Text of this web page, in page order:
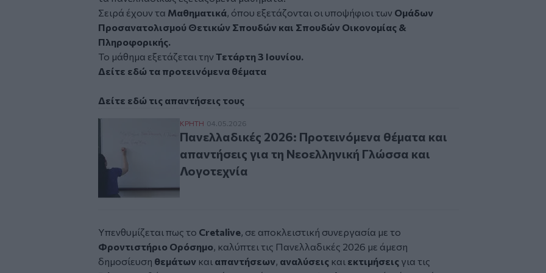
Σειρά έχουν τα Μαθηματικά, όπου εξετάζονται οι υποψήφιοι των Ομάδων
Προσανατολισμού Θετικών Σπουδών και Σπουδών Οικονομίας &
Πληροφορικής.
Το μάθημα εξετάζεται την Τετάρτη 3 Ιουνίου.
Δείτε εδώ τα προτεινόμενα θέματα
Δείτε εδώ τις απαντήσεις τους
Πανελλαδικές 2026: Προτεινόμενα θέματα και απαντήσεις για τη Νεοελληνική
ΚΡΗΤΗ 04.05.2026
Πανελλαδικές 2026: Προτεινόμενα θέματα και
απαντήσεις για τη Νεοελληνική Γλώσσα και
Λογοτεχνία
Υπενθυμίζεται πως το Cretalive, σε αποκλειστική συνεργασία με το
Φροντιστήριο Ορόσημο, καλύπτει τις Πανελλαδικές 2026 με άμεση
δημοσίευση θεμάτων και απαντήσεων, αναλύσεις και εκτιμήσεις για τις